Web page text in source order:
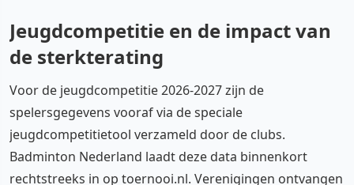
Jeugdcompetitie en de impact van
de sterkterating
Voor de jeugdcompetitie 2026-2027 zijn de
spelersgegevens vooraf via de speciale
jeugdcompetitietool verzameld door de clubs.
Badminton Nederland laadt deze data binnenkort
rechtstreeks in op toernooi.nl. Verenigingen ontvangen